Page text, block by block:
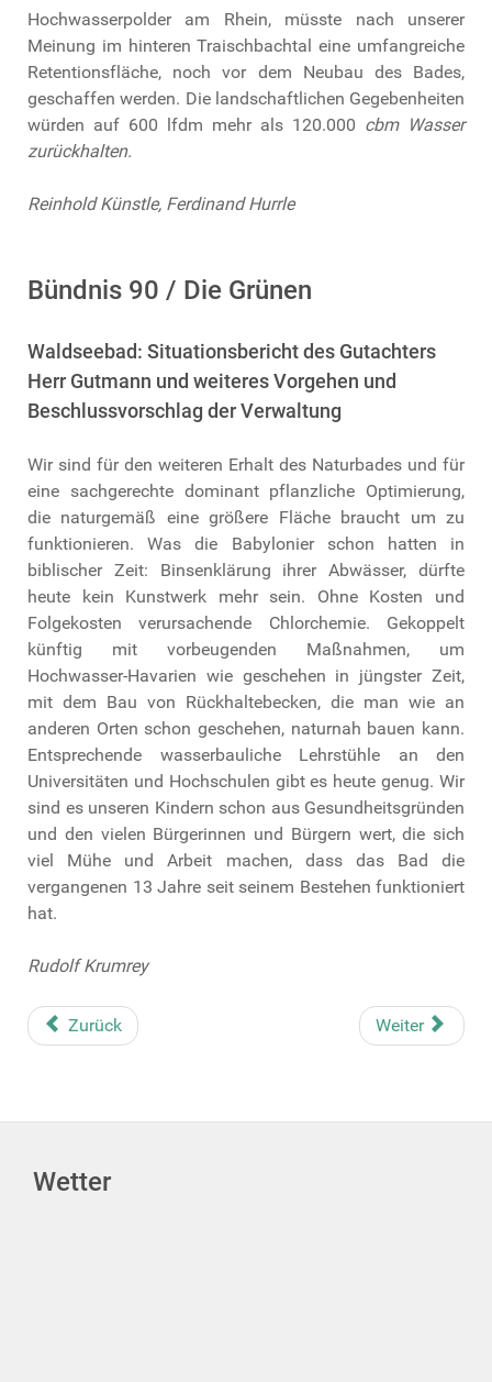
Hochwasserpolder am Rhein, müsste nach unserer
Meinung im hinteren Traischbachtal eine umfangreiche
Retentionsfläche, noch vor dem Neubau des Bades,
geschaffen werden. Die landschaftlichen Gegebenheiten
würden auf 600 lfdm mehr als 120.000 cbm Wasser
zurückhalten.
Reinhold Künstle, Ferdinand Hurrle
Bündnis 90 / Die Grünen
Waldseebad: Situationsbericht des Gutachters
Herr Gutmann und weiteres Vorgehen und
Beschlussvorschlag der Verwaltung
Wir sind für den weiteren Erhalt des Naturbades und für
eine sachgerechte dominant pflanzliche Optimierung,
die naturgemäß eine größere Fläche braucht um zu
funktionieren. Was die Babylonier schon hatten in
biblischer Zeit: Binsenklärung ihrer Abwässer, dürfte
heute kein Kunstwerk mehr sein. Ohne Kosten und
Folgekosten verursachende Chlorchemie. Gekoppelt
künftig mit vorbeugenden Maßnahmen, um
Hochwasser-Havarien wie geschehen in jüngster Zeit,
mit dem Bau von Rückhaltebecken, die man wie an
anderen Orten schon geschehen, naturnah bauen kann.
Entsprechende wasserbauliche Lehrstühle an den
Universitäten und Hochschulen gibt es heute genug. Wir
sind es unseren Kindern schon aus Gesundheitsgründen
und den vielen Bürgerinnen und Bürgern wert, die sich
viel Mühe und Arbeit machen, dass das Bad die
vergangenen 13 Jahre seit seinem Bestehen funktioniert
hat.
Rudolf Krumrey
Zurück Weiter
Wetter